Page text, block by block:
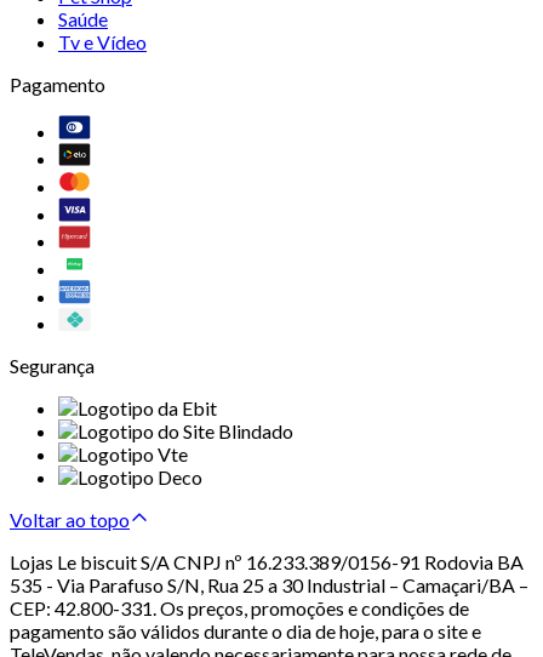
Saúde
Tv e Vídeo
Pagamento
Segurança
Voltar ao topo
Lojas Le biscuit S/A CNPJ nº 16.233.389/0156-91 Rodovia BA
535 - Via Parafuso S/N, Rua 25 a 30 Industrial – Camaçari/BA –
CEP: 42.800-331. Os preços, promoções e condições de
pagamento são válidos durante o dia de hoje, para o site e